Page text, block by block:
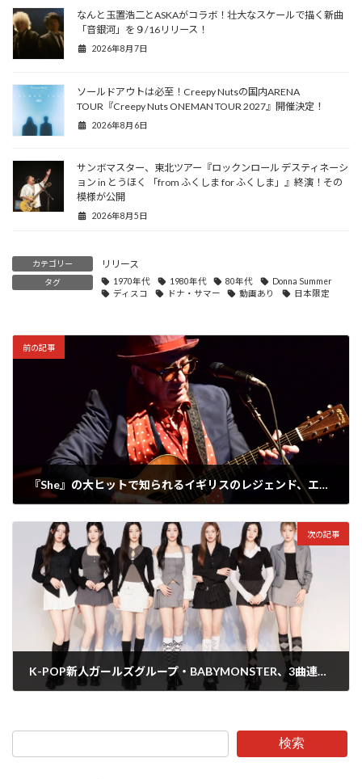
なんと玉置浩二とASKAがコラボ！壮大なスケールで描く新曲
「音銀河」を９/16リリース！
2026年8月7日
ソールドアウトは必至！Creepy Nutsの国内ARENA
TOUR『Creepy Nuts ONEMAN TOUR 2027』開催決定！
2026年8月6日
サンボマスター、東北ツアー『ロックンロール デスティネーシ
ョン in とうほく 「from ふくしま for ふくしま」』終演！その
模様が公開
2026年8月5日
カテゴリー リリース
タグ 1970年代 1980年代 80年代
Donna Summer
ディスコ
ドナ・サマー 動画あり 日本限定
前の記事
『She』の大ヒットで知られるイギリスのレジェンド、エルヴィス・コステロが8年ぶり来日公演開催しライブレポートが公開
次の記事
K-POP新人ガールズグループ・BABYMONSTER、3曲連続でYouTube再生数が1億回を突破！5/11-12でファンミーティングが有明アリーナで開催
検索